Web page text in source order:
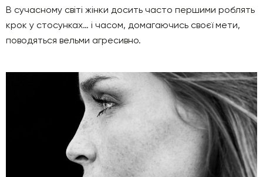
В сучасному світі жінки досить часто першими роблять
крок у стосунках… і часом, домагаючись своєї мети,
поводяться вельми агресивно.